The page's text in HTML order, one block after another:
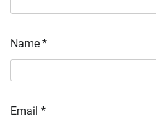
Name *
Email *